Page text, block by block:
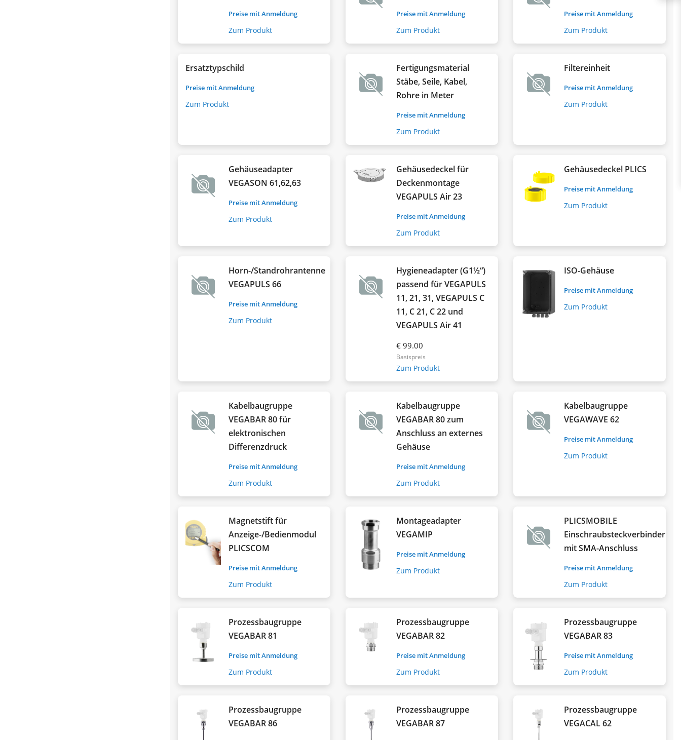
Preise mit Anmeldung
Zum Produkt
Preise mit Anmeldung
Zum Produkt
Preise mit Anmeldung
Zum Produkt
Ersatztypschild
Preise mit Anmeldung
Zum Produkt
Fertigungsmaterial
Stäbe, Seile, Kabel,
Rohre in Meter
Preise mit Anmeldung
Zum Produkt
Filtereinheit
Preise mit Anmeldung
Zum Produkt
Gehäuseadapter
VEGASON 61,62,63
Preise mit Anmeldung
Zum Produkt
Gehäusedeckel für
Deckenmontage
VEGAPULS Air 23
Preise mit Anmeldung
Zum Produkt
Gehäusedeckel PLICS
Preise mit Anmeldung
Zum Produkt
Horn-/Standrohrantenne
VEGAPULS 66
Preise mit Anmeldung
Zum Produkt
Hygieneadapter (G1½“)
passend für VEGAPULS
11, 21, 31, VEGAPULS C
11, C 21, C 22 und
VEGAPULS Air 41
€ 99.00
Basispreis
Zum Produkt
ISO-Gehäuse
Preise mit Anmeldung
Zum Produkt
Kabelbaugruppe
VEGABAR 80 für
elektronischen
Differenzdruck
Preise mit Anmeldung
Zum Produkt
Kabelbaugruppe
VEGABAR 80 zum
Anschluss an externes
Gehäuse
Preise mit Anmeldung
Zum Produkt
Kabelbaugruppe
VEGAWAVE 62
Preise mit Anmeldung
Zum Produkt
Magnetstift für
Anzeige-/Bedienmodul
PLICSCOM
Preise mit Anmeldung
Zum Produkt
Montageadapter
VEGAMIP
Preise mit Anmeldung
Zum Produkt
PLICSMOBILE
Einschraubsteckverbinder
mit SMA-Anschluss
Preise mit Anmeldung
Zum Produkt
Prozessbaugruppe
VEGABAR 81
Preise mit Anmeldung
Zum Produkt
Prozessbaugruppe
VEGABAR 82
Preise mit Anmeldung
Zum Produkt
Prozessbaugruppe
VEGABAR 83
Preise mit Anmeldung
Zum Produkt
Prozessbaugruppe
VEGABAR 86
Prozessbaugruppe
VEGABAR 87
Prozessbaugruppe
VEGACAL 62